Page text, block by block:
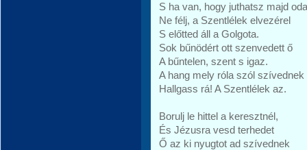
S ha van, hogy juthatsz majd
Ne félj, a Szentlélek elvezérel
S előtted áll a Golgota.
Sok bűnödért ott szenvedett ő
A bűntelen, szent s igaz.
A hang mely róla szól szívednek
Hallgass rá! A Szentlélek az.
Borulj le hittel a keresztnél,
És Jézusra vesd terhedet
Ő az ki nyugtot ad szívednek